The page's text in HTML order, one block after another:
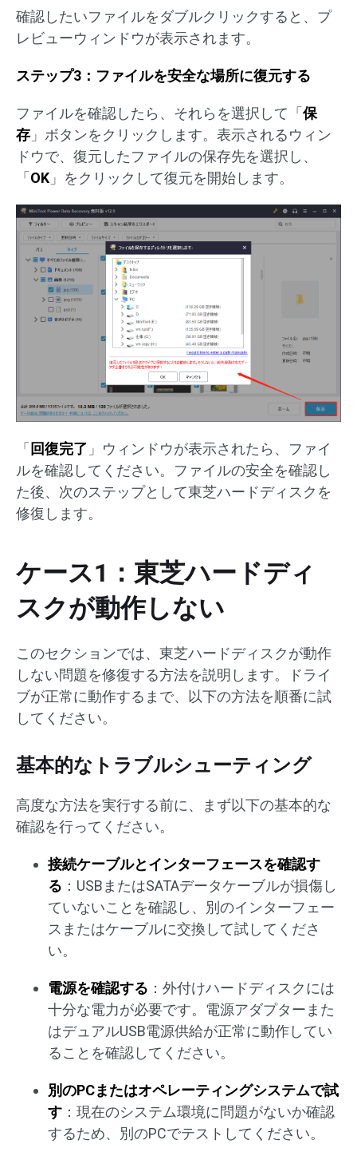
確認したいファイルをダブルクリックすると、プ
レビューウィンドウが表示されます。
ステップ3：ファイルを安全な場所に復元する
ファイルを確認したら、それらを選択して「 保
存 」ボタンをクリックします。表示されるウィン
ドウで、復元したファイルの保存先を選択し、
「 OK 」をクリックして復元を開始します。
「 回復完了 」ウィンドウが表示されたら、ファイ
ルを確認してください。ファイルの安全を確認し
た後、次のステップとして東芝ハードディスクを
修復します。
ケース1：東芝ハードディ
スクが動作しない
このセクションでは、東芝ハードディスクが動作
しない問題を修復する方法を説明します。ドライ
ブが正常に動作するまで、以下の方法を順番に試
してください。
基本的なトラブルシューティング
高度な方法を実行する前に、まず以下の基本的な
確認を行ってください。
接続ケーブルとインターフェースを確認す
る ：USBまたはSATAデータケーブルが損傷し
ていないことを確認し、別のインターフェー
スまたはケーブルに交換して試してくださ
い。
電源を確認する ：外付けハードディスクには
十分な電力が必要です。電源アダプターまた
はデュアルUSB電源供給が正常に動作してい
ることを確認してください。
別のPCまたはオペレーティングシステムで試
す ：現在のシステム環境に問題がないか確認
するため、別のPCでテストしてください。